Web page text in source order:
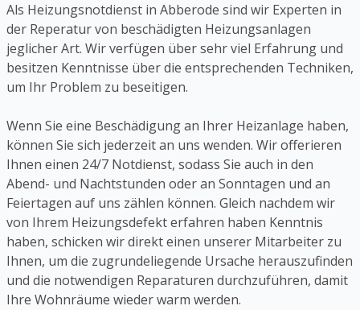
Als Heizungsnotdienst in Abberode sind wir Experten in
der Reperatur von beschädigten Heizungsanlagen
jeglicher Art. Wir verfügen über sehr viel Erfahrung und
besitzen Kenntnisse über die entsprechenden Techniken,
um Ihr Problem zu beseitigen.
Wenn Sie eine Beschädigung an Ihrer Heizanlage haben,
können Sie sich jederzeit an uns wenden. Wir offerieren
Ihnen einen 24/7 Notdienst, sodass Sie auch in den
Abend- und Nachtstunden oder an Sonntagen und an
Feiertagen auf uns zählen können. Gleich nachdem wir
von Ihrem Heizungsdefekt erfahren haben Kenntnis
haben, schicken wir direkt einen unserer Mitarbeiter zu
Ihnen, um die zugrundeliegende Ursache herauszufinden
und die notwendigen Reparaturen durchzuführen, damit
Ihre Wohnräume wieder warm werden.